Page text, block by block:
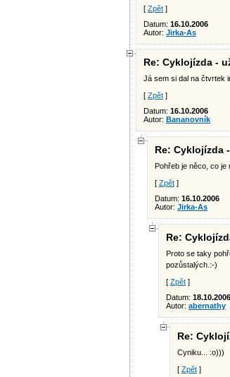
[ Zpět ]
Datum: 16.10.2006
Autor: Jirka-As
Re: Cyklojízda -
Já sem si dal na čtvrtek
[ Zpět ]
Datum: 16.10.2006
Autor: Bananovník
Re: Cyklojízda
Pohřeb je něco, co
[ Zpět ]
Datum: 16.10.2006
Autor: Jirka-As
Re:
Proto se taky
pozůstalých.:-)
[ Zpět ]
Datum: 18.10.2006
Autor: abernathy
Re:
Cyniku... :o)))
[ Zpět ]